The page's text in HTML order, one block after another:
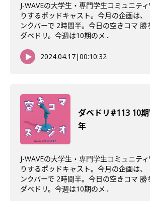
J-WAVEの大学生・専門学生コミュニテ
りするポッドキャスト。今月の企画は、
ンクバーで 2時間半。今日の空きコマ 勝
ダベドリ。今週は10期のメ...
2024.04.17|00:10:32
ダベドリ#113 10期
年
J-WAVEの大学生・専門学生コミュニテ
りするポッドキャスト。今月の企画は、
ンクバーで 2時間半。今日の空きコマ 勝
ダベドリ。今週は10期のメ...